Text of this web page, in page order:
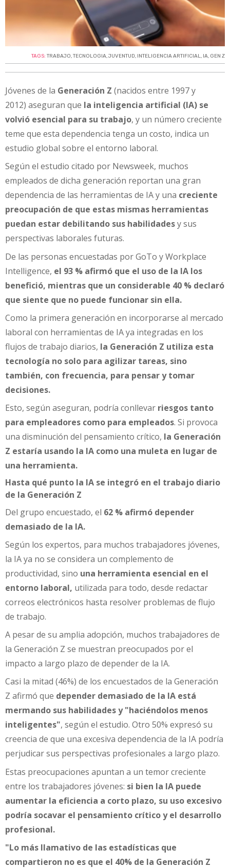
TAGS: TRABAJO,TECNOLOGIA,JUVENTUD, INTELIGENCIA ARTIFICIAL, IA, GEN Z
Jóvenes de la Generación Z (nacidos entre 1997 y
2012) aseguran que la inteligencia artificial (IA) se
volvió esencial para su trabajo, y un número creciente
teme que esta dependencia tenga un costo, indica un
estudio global sobre el entorno laboral.
Según el estudio citado por Newsweek, muchos
empleados de dicha generación reportan una gran
dependencia de las herramientas de IA y una creciente
preocupación de que estas mismas herramientas
puedan estar debilitando sus habilidadesy sus
perspectivas laborales futuras.
De las personas encuestadas por GoTo y Workplace
Intelligence, el 93 % afirmó que el uso de la IA los
benefició, mientras que un considerable 40 % declaró
que siente que no puede funcionar sin ella.
Como la primera generación en incorporarse al mercado
laboral con herramientas de IA ya integradas en los
flujos de trabajo diarios, la Generación Z utiliza esta
tecnología no solo para agilizar tareas, sino
también, con frecuencia, para pensar y tomar
decisiones.
Esto, según aseguran, podría conllevar riesgos tanto
para empleadores como para empleados. Si provoca
una disminución del pensamiento crítico, la Generación
Z estaría usando la IA como una muleta en lugar de
una herramienta.
Hasta qué punto la IA se integró en el trabajo diario
de la Generación Z
Del grupo encuestado, el 62 % afirmó depender
demasiado de la IA.
Según los expertos, para muchos trabajadores jóvenes,
la IA ya no se considera un complemento de
productividad, sino una herramienta esencial en el
entorno laboral, utilizada para todo, desde redactar
correos electrónicos hasta resolver problemas de flujo
de trabajo.
A pesar de su amplia adopción, muchos trabajadores de
la Generación Z se muestran preocupados por el
impacto a largo plazo de depender de la IA.
Casi la mitad (46%) de los encuestados de la Generación
Z afirmó que depender demasiado de la IA está
mermando sus habilidades y "haciéndolos menos
inteligentes", según el estudio. Otro 50% expresó su
creencia de que una excesiva dependencia de la IA podría
perjudicar sus perspectivas profesionales a largo plazo.
Estas preocupaciones apuntan a un temor creciente
entre los trabajadores jóvenes: si bien la IA puede
aumentar la eficiencia a corto plazo, su uso excesivo
podría socavar el pensamiento crítico y el desarrollo
profesional.
"Lo más llamativo de las estadísticas que
compartieron no es que el 40% de la Generación Z